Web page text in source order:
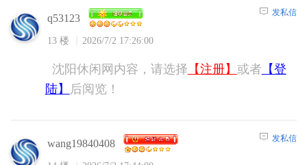
q53123
13 楼 2026/7/2 17:26:00
发私信
沈阳休闲网内容，请选择 【注册】 或者 【登
陆】
后阅览！
wang19840408 发私信